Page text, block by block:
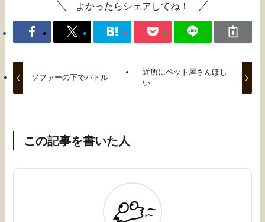
よかったらシェアしてね！
ソファーの下でバトル
近所にペット屋さんほし
い
この記事を書いた人